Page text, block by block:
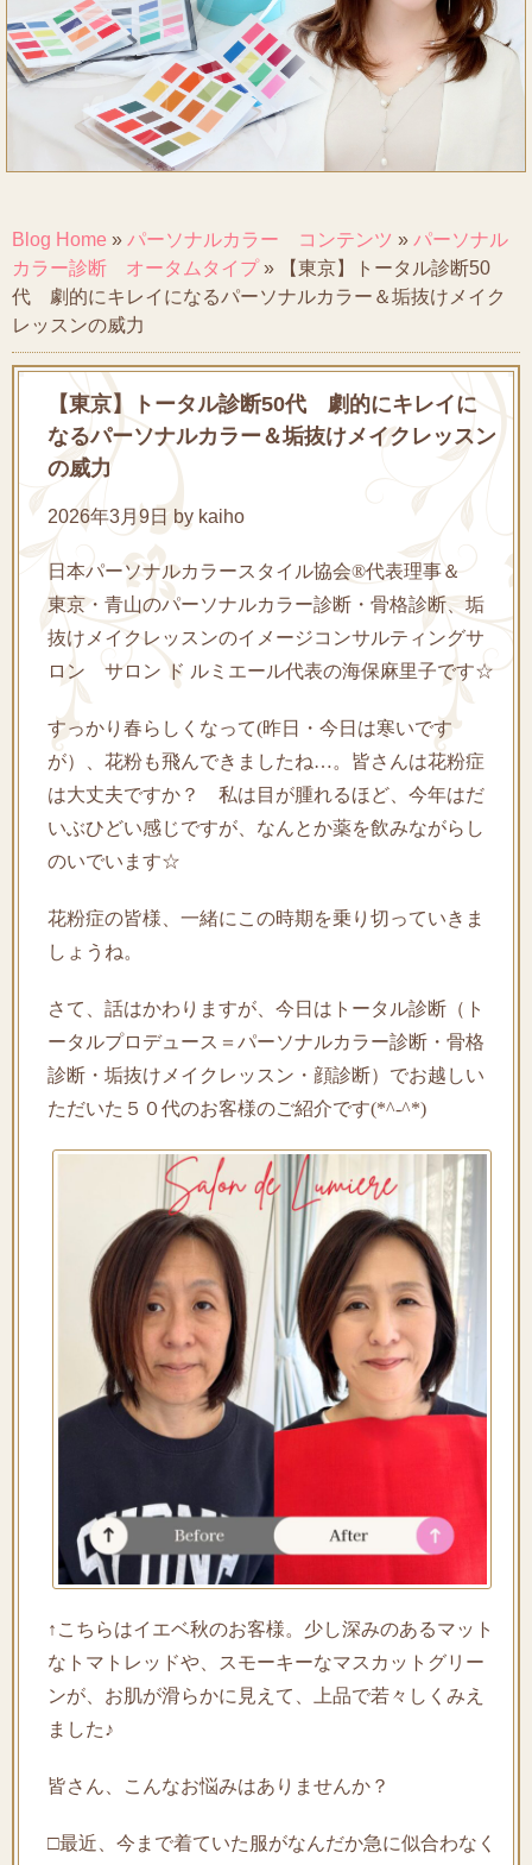
Blog Home » パーソナルカラー コンテンツ » パーソナル
カラー診断 オータムタイプ»
【東京】トータル診断50
代 劇的にキレイになるパーソナルカラー＆垢抜けメイク
レッスンの威力
【東京】トータル診断50代 劇的にキレイに
なるパーソナルカラー＆垢抜けメイクレッスン
の威力
2026年3月9日 by kaiho
日本パーソナルカラースタイル協会®代表理事＆
東京・青山のパーソナルカラー診断・骨格診断、垢
抜けメイクレッスンのイメージコンサルティングサ
ロン サロン ド ルミエール代表の海保麻里子です☆
すっかり春らしくなって(昨日・今日は寒いです
が）、花粉も飛んできましたね…。皆さんは花粉症
は大丈夫ですか？ 私は目が腫れるほど、今年はだ
いぶひどい感じですが、なんとか薬を飲みながらし
のいでいます☆
花粉症の皆様、一緒にこの時期を乗り切っていきま
しょうね。
さて、話はかわりますが、今日はトータル診断（ト
ータルプロデュース＝パーソナルカラー診断・骨格
診断・垢抜けメイクレッスン・顔診断）でお越しい
ただいた５０代のお客様のご紹介です(*^-^*)
↑こちらはイエベ秋のお客様。少し深みのあるマット
なトマトレッドや、スモーキーなマスカットグリー
ンが、お肌が滑らかに見えて、上品で若々しくみえ
ました♪
皆さん、こんなお悩みはありませんか？
□最近、今まで着ていた服がなんだか急に似合わなく